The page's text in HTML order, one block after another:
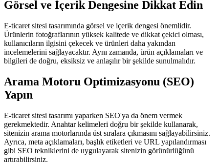
Görsel ve İçerik Dengesine Dikkat Edin
E-ticaret sitesi tasarımında görsel ve içerik dengesi önemlidir.
Ürünlerin fotoğraflarının yüksek kalitede ve dikkat çekici olması,
kullanıcıların ilgisini çekecek ve ürünleri daha yakından
incelemelerini sağlayacaktır. Aynı zamanda, ürün açıklamaları ve
bilgileri de doğru, eksiksiz ve anlaşılır bir şekilde sunulmalıdır.
Arama Motoru Optimizasyonu (SEO)
Yapın
E-ticaret sitesi tasarımı yaparken SEO'ya da önem vermek
gerekmektedir. Anahtar kelimeleri doğru bir şekilde kullanarak,
sitenizin arama motorlarında üst sıralara çıkmasını sağlayabilirsiniz.
Ayrıca, meta açıklamaları, başlık etiketleri ve URL yapılandırması
gibi SEO tekniklerini de uygulayarak sitenizin görünürlüğünü
artırabilirsiniz.